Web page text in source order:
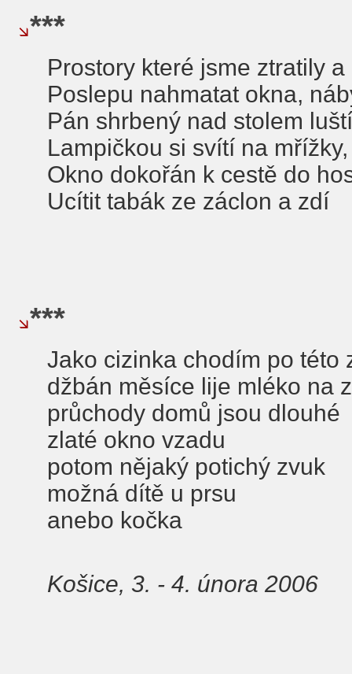
***
Prostory které jsme ztratily
Poslepu nahmatat okna,
Pán shrbený nad stolem
Lampičkou si svítí na
Okno dokořán k cestě do
Ucítit tabák ze záclon a zdí
***
Jako cizinka chodím po této
džbán měsíce lije mléko na
průchody domů jsou dlouhé
zlaté okno vzadu
potom nějaký potichý zvuk
možná dítě u prsu
anebo kočka
Košice, 3. - 4. února 2006